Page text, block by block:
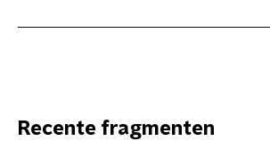
Recente fragmenten